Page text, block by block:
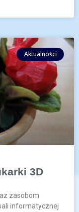
Aktualności
3D
zasobom
informatycznej